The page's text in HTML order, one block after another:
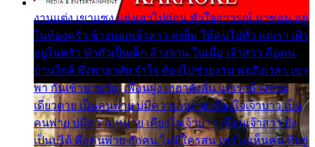
งานแต่ง เขาแซง แย่งเอาไปก่อน หัวใจอาวรณ์ มาซ่อน อยู่
ในห้องครัว ข้างนอกเจ้าสาว ส่งยิ้ม ให้คนไปทั่ว แต่เรา เฝ้า
อยู่ในครัว ทำตัวเป็นเด็ก ล้างจาน ในเมื่อ เจ้าสาว คือคน
บ้านใกล้ พึ่งพาอาศัย จำใจ ต้องไปช่วยงาน พอถึงเวลา เขา
พา กันเข้าพาขวัญ เพื่อนฝูง เฮฮาดังลั่น แต่เราล้างจาน
เดียวดาย เป็นคนพ่าย บ่มีความหมาย เคียงใจเจ้าบ่าว เป็น
คนพ่าย บ่มีความหมาย เคียงใจเจ้าบ่าว เพื่อนเจ้าสาว ยัง
เป็นบ่ได้ คือคนพ่าย ฮักคน ไม่มีใครสน เขาไม่เห็นคน ที่อยู่